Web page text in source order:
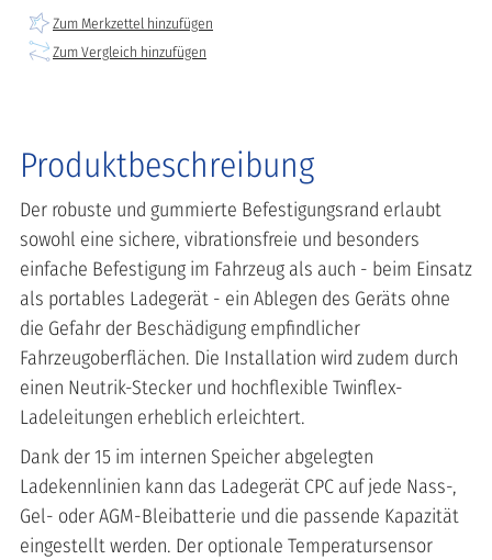
Zum Merkzettel hinzufügen
Zum Vergleich hinzufügen
Produktbeschreibung
Der robuste und gummierte Befestigungsrand erlaubt
sowohl eine sichere, vibrationsfreie und besonders
einfache Befestigung im Fahrzeug als auch - beim Einsatz
als portables Ladegerät - ein Ablegen des Geräts ohne
die Gefahr der Beschädigung empfindlicher
Fahrzeugoberflächen. Die Installation wird zudem durch
einen Neutrik-Stecker und hochflexible Twinflex-
Ladeleitungen erheblich erleichtert.
Dank der 15 im internen Speicher abgelegten
Ladekennlinien kann das Ladegerät CPC auf jede Nass-,
Gel- oder AGM-Bleibatterie und die passende Kapazität
eingestellt werden. Der optionale Temperatursensor